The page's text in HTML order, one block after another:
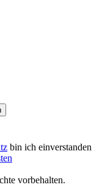
bin ich einverstanden
vorbehalten.